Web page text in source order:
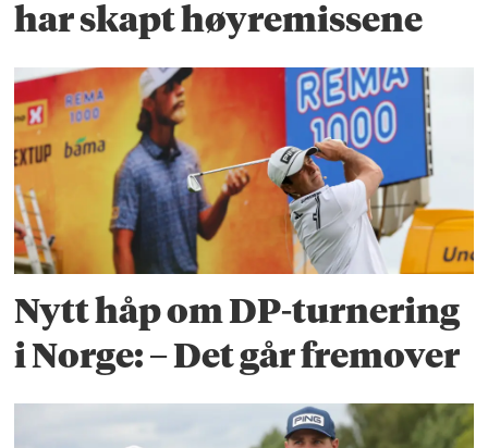
har skapt høyremissene
Nytt håp om DP-turnering
i Norge: – Det går fremover